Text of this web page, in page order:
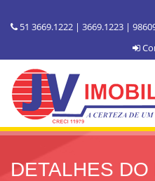
51 3669.1222 | 3669.1223 |
DETALHES